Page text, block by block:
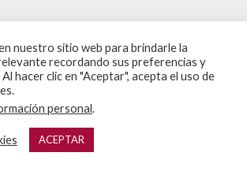
© Camisones ICHA 2026
nuestro sitio web para brindarle la
recordando sus preferencias y
hacer clic en "Aceptar", acepta el uso de
personal.
ACEPTAR